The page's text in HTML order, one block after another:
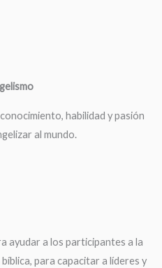
habilidad y pasión
al mundo.
ayudar a los participantes a la
para capacitar a líderes y